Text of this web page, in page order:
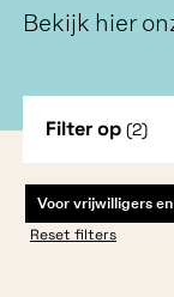
Bekijk hier
Filter op(2)
Voor vrijwilligers
Reset filters